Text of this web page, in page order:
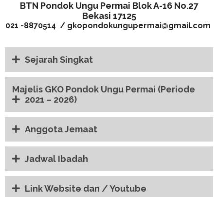
BTN Pondok Ungu Permai Blok A-16 No.27
Bekasi 17125
021 -8870514 / gkopondokungupermai@gmail.com
Sejarah Singkat
Majelis GKO Pondok Ungu Permai (Periode
2021 – 2026)
Anggota Jemaat
Jadwal Ibadah
Link Website dan / Youtube